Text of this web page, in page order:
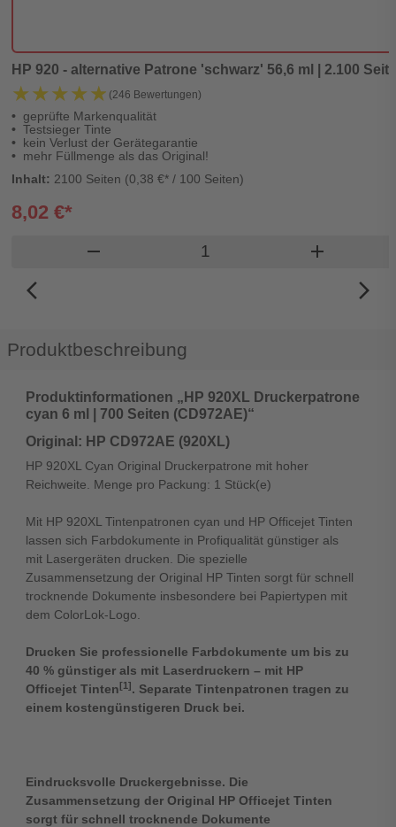
HP 920 - alternative Patrone 'schwarz' 56,6 ml | 2.100
★★★★★
★★★★★ (246 Bewertungen)
geprüfte Markenqualität
Testsieger Tinte
kein Verlust der Gerätegarantie
mehr Füllmenge als das Original!
Inhalt: 2100 Seiten (0,38 €* / 100 Seiten)
8,02 €*
remove Produkt Warenkorb Menge
add
arrow_back_ios_new
arrow_forward_ios
Produktbeschreibung
Produktinformationen „HP 920XL Druckerpatrone
cyan 6 ml | 700 Seiten (CD972AE)“
Original: HP CD972AE (920XL)
HP 920XL Cyan Original Druckerpatrone mit hoher
Reichweite. Menge pro Packung: 1 Stück(e)
Mit HP 920XL Tintenpatronen cyan und HP Officejet Tinten
lassen sich Farbdokumente in Profiqualität günstiger als
mit Lasergeräten drucken. Die spezielle
Zusammensetzung der Original HP Tinten sorgt für schnell
trocknende Dokumente insbesondere bei Papiertypen mit
dem ColorLok-Logo.
Drucken Sie professionelle Farbdokumente um bis zu
40 % günstiger als mit Laserdruckern – mit HP
Officejet Tinten[1]. Separate Tintenpatronen tragen zu
einem kostengünstigeren Druck bei.
Eindrucksvolle Druckergebnisse. Die
Zusammensetzung der Original HP Officejet Tinten
sorgt für schnell trocknende Dokumente